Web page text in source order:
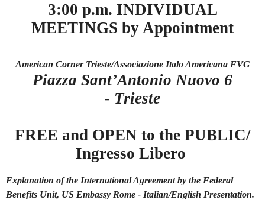
3:00 p.m. INDIVIDUAL
MEETINGS by Appointment
American Corner Trieste/Associazione Italo Americana FVG
Piazza Sant’Antonio Nuovo 6
- Trieste
FREE and OPEN to the PUBLIC/
Ingresso Libero
Explanation of the International Agreement by the Federal
Benefits Unit, US Embassy Rome - Italian/English Presentation.